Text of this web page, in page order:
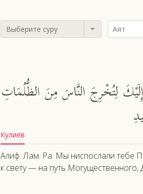
Выберите суру
لِتُخْرِجَ النَّاسَ مِنَ الظُّلُمَاتِ
Кулиев
Алиф. Лам. Ра. Мы ниспослали тебе
к свету — на путь Могущественного,